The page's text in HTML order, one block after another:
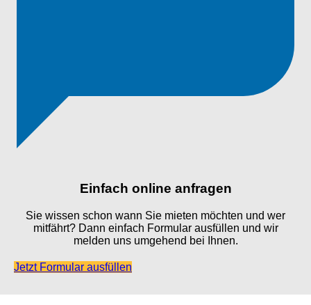
Einfach online anfragen
Sie wissen schon wann Sie mieten möchten und wer
mitfährt? Dann einfach Formular ausfüllen und wir
melden uns umgehend bei Ihnen.
Jetzt Formular ausfüllen